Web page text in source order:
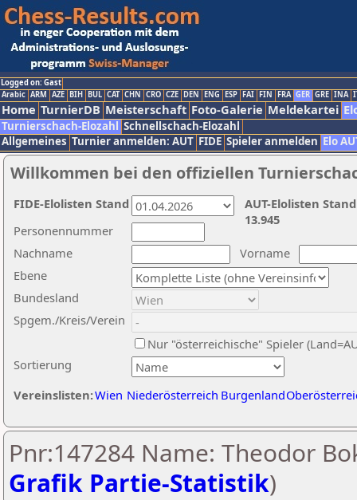
Logged on: Gast
Arabic ARM AZE BIH BUL CAT CHN CRO CZE DEN ENG ESP FAI FIN FRA GER GRE INA
Home TurnierDB Meisterschaft Foto-Galerie Meldekartei
Turnierschach-Elozahl Schnellschach-Elozahl
Allgemeines Turnier anmelden: AUT FIDE Spieler anmelden Elo
Willkommen bei den offiziellen
Nachname
Vorname
Ebene
Sortierung
Personennummer
Bundesland
Spgem./Kreis/Verein
Nur "österreichische" Spieler
Vereinslisten:Wien Niederösterreich Burgenland
AUT-Elolisten
13.945
FIDE-Elolisten Stand
Pnr:147284 Name: Theodor
Grafik Partie-Statistik)